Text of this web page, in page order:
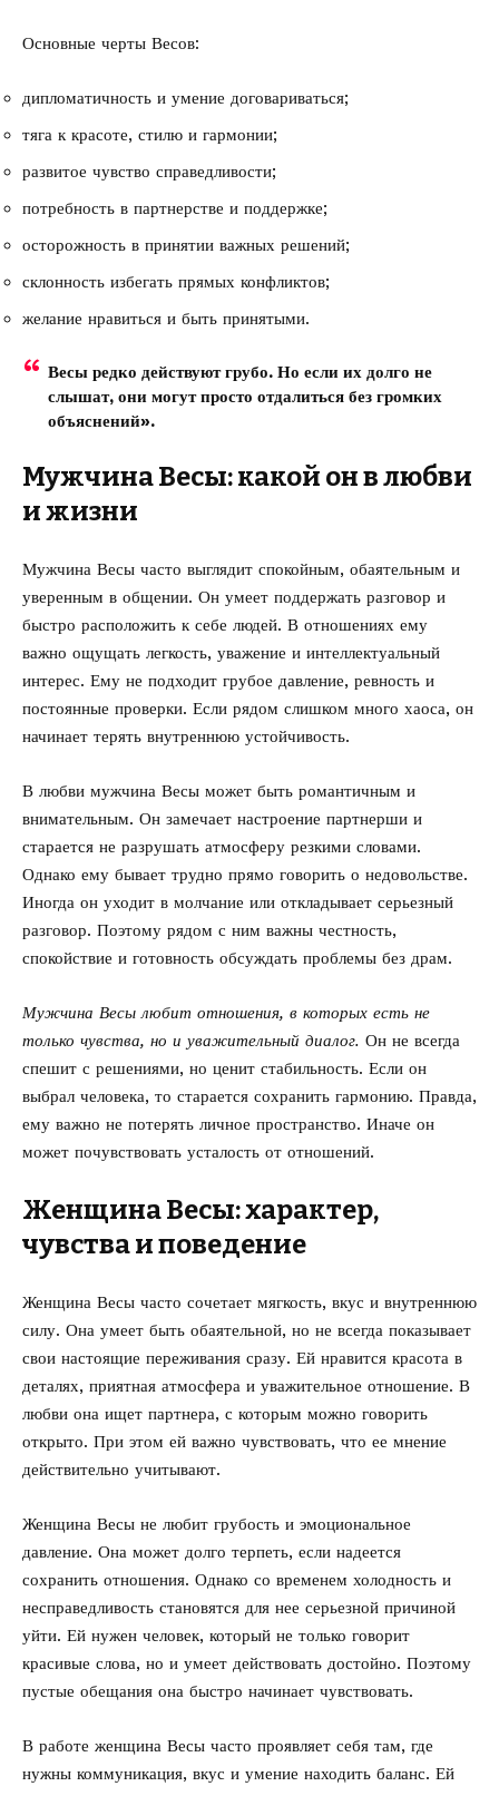
Основные черты Весов:
дипломатичность и умение договариваться;
тяга к красоте, стилю и гармонии;
развитое чувство справедливости;
потребность в партнерстве и поддержке;
осторожность в принятии важных решений;
склонность избегать прямых конфликтов;
желание нравиться и быть принятыми.
Весы редко действуют грубо. Но если их долго не
слышат, они могут просто отдалиться без громких
объяснений».
Мужчина Весы: какой он в любви
и жизни
Мужчина Весы часто выглядит спокойным, обаятельным и
уверенным в общении. Он умеет поддержать разговор и
быстро расположить к себе людей. В отношениях ему
важно ощущать легкость, уважение и интеллектуальный
интерес. Ему не подходит грубое давление, ревность и
постоянные проверки. Если рядом слишком много хаоса, он
начинает терять внутреннюю устойчивость.
В любви мужчина Весы может быть романтичным и
внимательным. Он замечает настроение партнерши и
старается не разрушать атмосферу резкими словами.
Однако ему бывает трудно прямо говорить о недовольстве.
Иногда он уходит в молчание или откладывает серьезный
разговор. Поэтому рядом с ним важны честность,
спокойствие и готовность обсуждать проблемы без драм.
Мужчина Весы любит отношения, в которых есть не
только чувства, но и уважительный диалог. Он не всегда
спешит с решениями, но ценит стабильность. Если он
выбрал человека, то старается сохранить гармонию. Правда,
ему важно не потерять личное пространство. Иначе он
может почувствовать усталость от отношений.
Женщина Весы: характер,
чувства и поведение
Женщина Весы часто сочетает мягкость, вкус и внутреннюю
силу. Она умеет быть обаятельной, но не всегда показывает
свои настоящие переживания сразу. Ей нравится красота в
деталях, приятная атмосфера и уважительное отношение. В
любви она ищет партнера, с которым можно говорить
открыто. При этом ей важно чувствовать, что ее мнение
действительно учитывают.
Женщина Весы не любит грубость и эмоциональное
давление. Она может долго терпеть, если надеется
сохранить отношения. Однако со временем холодность и
несправедливость становятся для нее серьезной причиной
уйти. Ей нужен человек, который не только говорит
красивые слова, но и умеет действовать достойно. Поэтому
пустые обещания она быстро начинает чувствовать.
В работе женщина Весы часто проявляет себя там, где
нужны коммуникация, вкус и умение находить баланс. Ей